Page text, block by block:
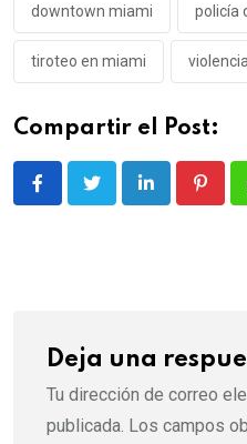
downtown miami policía
tiroteo en miami
Compartir el Post:
LinkedIn
Deja una
Tu dirección de correo
publicada. Los campos